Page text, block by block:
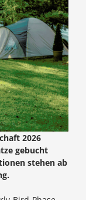
2026
gebucht
stehen ab